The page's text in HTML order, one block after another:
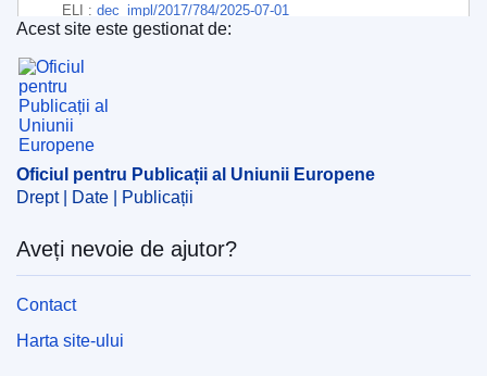
ELI : dec_impl/2017/784/2025-07-01
EDITION : 652b9480-3d10-11ee-aaec-01aa75ed71a1
EDITION : ea3ae000-d80e-11ea-adf7-01aa75ed71a1
Oficiul pentru Publicații al Uniunii Europene
Acest site este gestionat de:
Oficiul pentru Publicații al Uniunii Europene
Drept | Date | Publicații
Aveți nevoie de ajutor?
Contact
Harta site-ului